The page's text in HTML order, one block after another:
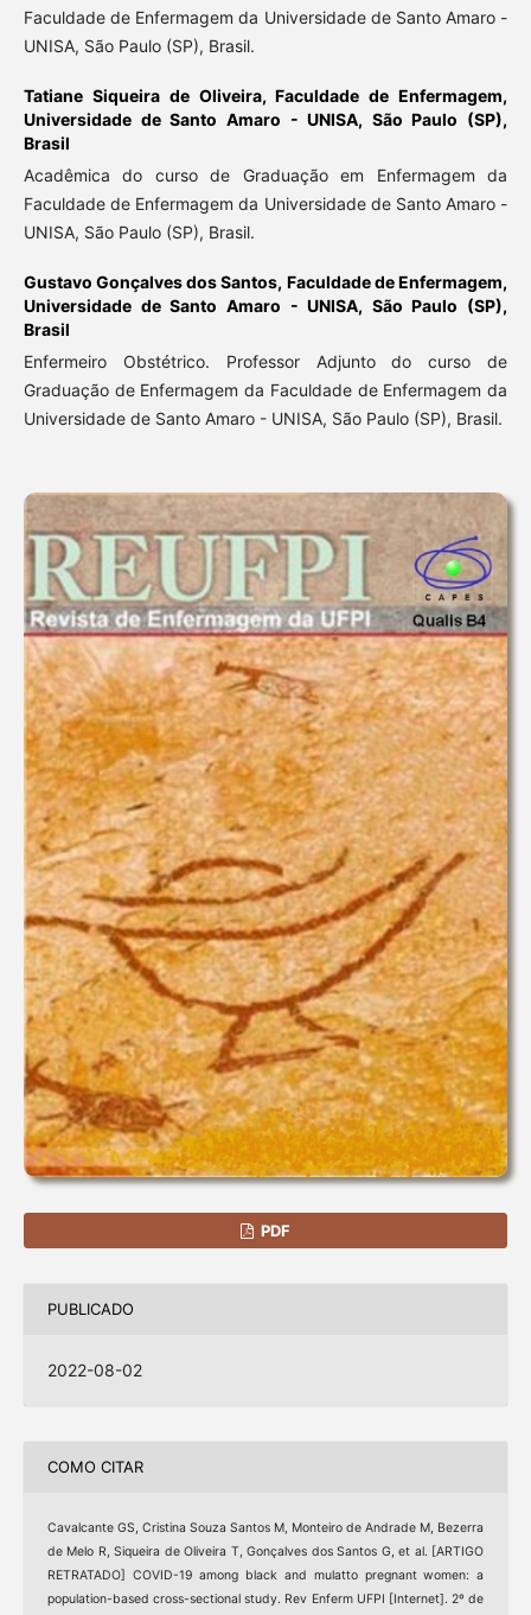
Faculdade de Enfermagem da Universidade de Santo Amaro -
UNISA, São Paulo (SP), Brasil.
Tatiane Siqueira de Oliveira,Faculdade de Enfermagem,
Universidade de Santo Amaro - UNISA, São Paulo (SP),
Brasil
Acadêmica do curso de Graduação em Enfermagem da
Faculdade de Enfermagem da Universidade de Santo Amaro -
UNISA, São Paulo (SP), Brasil.
Gustavo Gonçalves dos Santos, Faculdade de Enfermagem,
Universidade de Santo Amaro - UNISA, São Paulo (SP),
Brasil
Enfermeiro Obstétrico. Professor Adjunto do curso de
Graduação de Enfermagem da Faculdade de Enfermagem da
Universidade de Santo Amaro - UNISA, São Paulo (SP), Brasil.
PDF
PUBLICADO
2022-08-02
COMO CITAR
Cavalcante GS, Cristina Souza Santos M, Monteiro de Andrade M, Bezerra
de Melo R, Siqueira de Oliveira T, Gonçalves dos Santos G, et al. [ARTIGO
RETRATADO] COVID-19 among black and mulatto pregnant women: a
population-based cross-sectional study. Rev Enferm UFPI [Internet]. 2º de